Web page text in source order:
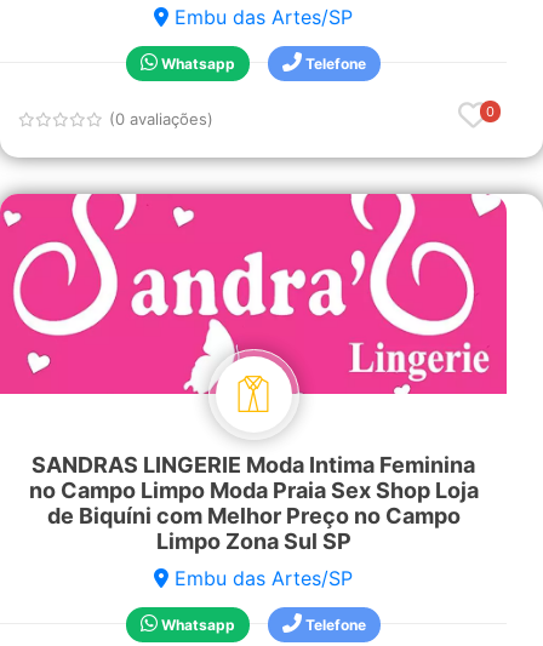
Embu das Artes/SP
Whatsapp Telefone
(0 avaliações) 0
SANDRAS LINGERIE Moda Intima Feminina
no Campo Limpo Moda Praia Sex Shop Loja
de Biquíni com Melhor Preço no Campo
Limpo Zona Sul SP
Embu das Artes/SP
Whatsapp Telefone